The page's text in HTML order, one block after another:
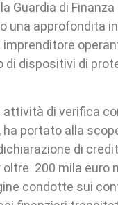
Guardia di
una approfondita
di dispositivi di
attività di verifica
ha portato alla
di
200 mila euro
condotte sui